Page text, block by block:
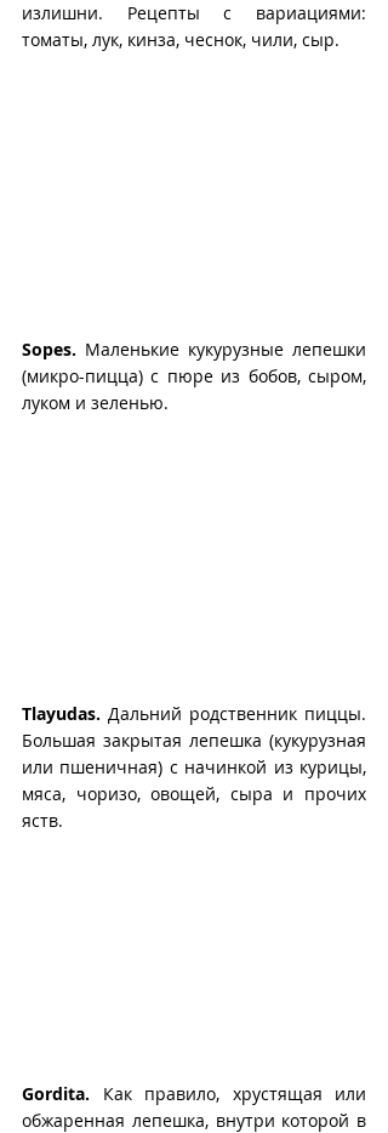
излишни. Рецепты с вариациями:
томаты, лук, кинза, чеснок, чили, сыр.
Sopes. Маленькие кукурузные лепешки
(микро-пицца) с пюре из бобов, сыром,
луком и зеленью.
Tlayudas. Дальний родственник пиццы.
Большая закрытая лепешка (кукурузная
или пшеничная) с начинкой из курицы,
мяса, чоризо, овощей, сыра и прочих
яств.
Gordita. Как правило, хрустящая или
обжаренная лепешка, внутри которой в